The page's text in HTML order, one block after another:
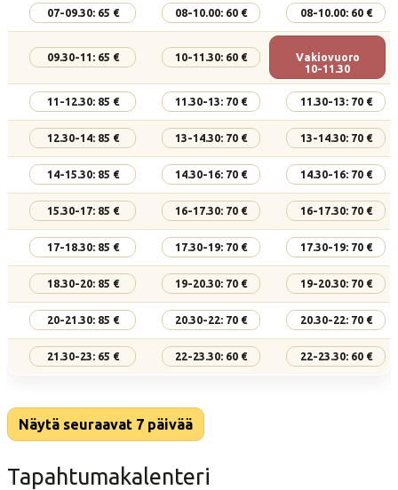
07-09.30: 65 € 08-10.00: 60 € 08-10.00: 60 €
09.30-11: 65 € 10-11.30: 60 €
Vakiovuoro
10-11.30
11-12.30: 85 € 11.30-13: 70 € 11.30-13: 70 €
12.30-14: 85 € 13-14.30: 70 € 13-14.30: 70 €
14-15.30: 85 € 14.30-16: 70 € 14.30-16: 70 €
15.30-17: 85 € 16-17.30: 70 € 16-17.30: 70 €
17-18.30: 85 € 17.30-19: 70 € 17.30-19: 70 €
18.30-20: 85 € 19-20.30: 70 € 19-20.30: 70 €
20-21.30: 85 € 20.30-22: 70 € 20.30-22: 70 €
21.30-23: 65 € 22-23.30: 60 € 22-23.30: 60 €
Näytä seuraavat 7 päivää
Tapahtumakalenteri